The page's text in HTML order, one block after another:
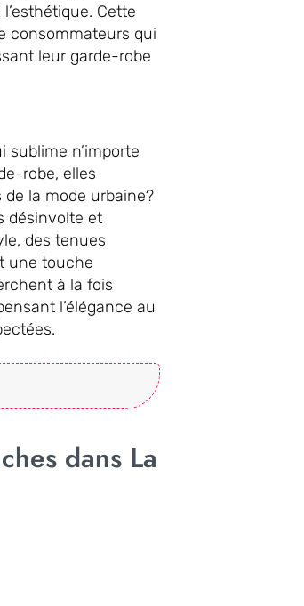
Cette
consommateurs qui
leur garde-robe
sublime n’importe
robe, elles
de la mode urbaine?
désinvolte et
des tenues
une touche
à la fois
l’élégance au
dans La